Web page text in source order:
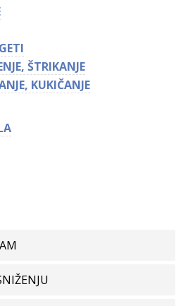
ŠTRIKANJE
KUKIČANJE